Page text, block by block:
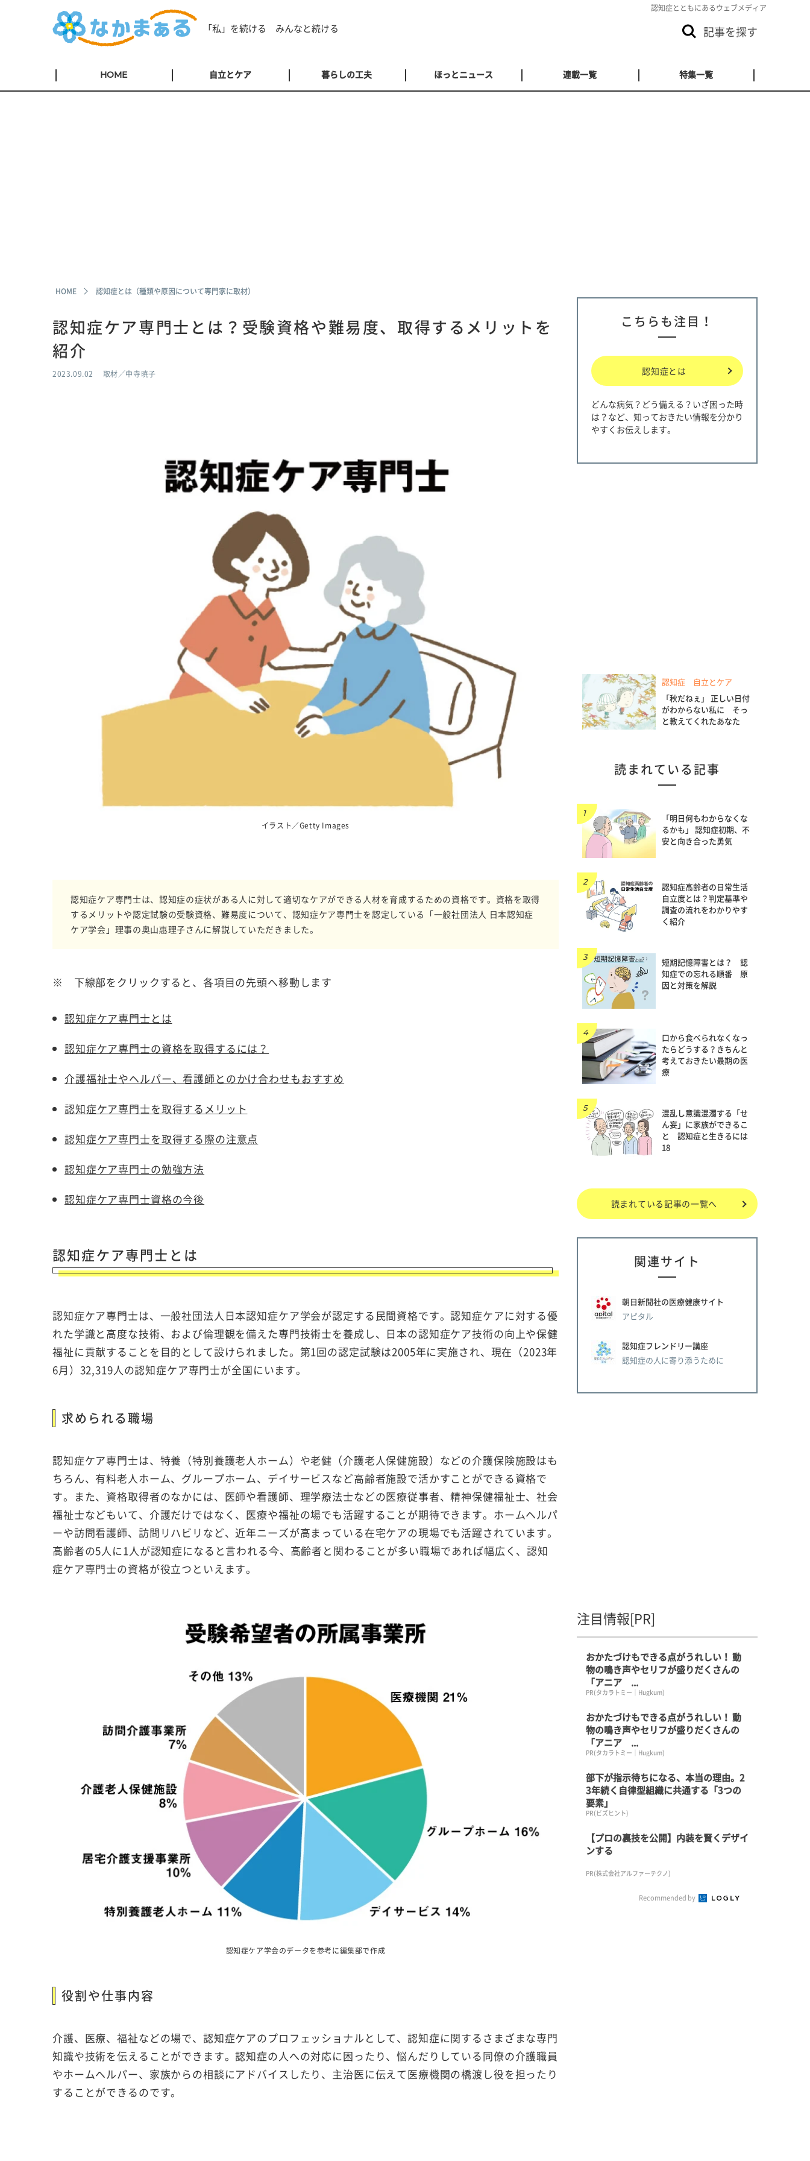
認知症とともにあるウェブメディア
「私」を続ける みんなと続ける 記事を探す
HOME 自立とケア 暮らしの工夫 ほっとニュース 連載一覧 特集一覧
HOME 認知症とは（種類や原因について専門家に取材）
認知症ケア専門士とは？受験資格や難易度、取得するメリットを
紹介
2023.09.02 取材／中寺暁子
イラスト／Getty Images
認知症ケア専門士は、認知症の症状がある人に対して適切なケアができる人材を育成するための資格です。資格を取得
するメリットや認定試験の受験資格、難易度について、認知症ケア専門士を認定している「一般社団法人 日本認知症
ケア学会」理事の奥山惠理子さんに解説していただきました。
※ 下線部をクリックすると、各項目の先頭へ移動します
認知症ケア専門士とは
認知症ケア専門士の資格を取得するには？
介護福祉士やヘルパー、看護師とのかけ合わせもおすすめ
認知症ケア専門士を取得するメリット
認知症ケア専門士を取得する際の注意点
認知症ケア専門士の勉強方法
認知症ケア専門士資格の今後
認知症ケア専門士とは
認知症ケア専門士は、一般社団法人日本認知症ケア学会が認定する民間資格です。認知症ケアに対する優
れた学識と高度な技術、および倫理観を備えた専門技術士を養成し、日本の認知症ケア技術の向上や保健
福祉に貢献することを目的として設けられました。第1回の認定試験は2005年に実施され、現在（2023年
6月）32,319人の認知症ケア専門士が全国にいます。
求められる職場
認知症ケア専門士は、特養（特別養護老人ホーム）や老健（介護老人保健施設）などの介護保険施設はも
ちろん、有料老人ホーム、グループホーム、デイサービスなど高齢者施設で活かすことができる資格で
す。また、資格取得者のなかには、医師や看護師、理学療法士などの医療従事者、精神保健福祉士、社会
福祉士などもいて、介護だけではなく、医療や福祉の場でも活躍することが期待できます。ホームヘルパ
ーや訪問看護師、訪問リハビリなど、近年ニーズが高まっている在宅ケアの現場でも活躍されています。
高齢者の5人に1人が認知症になると言われる今、高齢者と関わることが多い職場であれば幅広く、認知
症ケア専門士の資格が役立つといえます。
認知症ケア学会のデータを参考に編集部で作成
役割や仕事内容
介護、医療、福祉などの場で、認知症ケアのプロフェッショナルとして、認知症に関するさまざまな専門
知識や技術を伝えることができます。認知症の人への対応に困ったり、悩んだりしている同僚の介護職員
やホームヘルパー、家族からの相談にアドバイスしたり、主治医に伝えて医療機関の橋渡し役を担ったり
することができるのです。
こちらも注目！
認知症とは
どんな病気？どう備える？いざ困った時
は？など、知っておきたい情報を分かり
やすくお伝えします。
認知症 自立とケア
「秋だねぇ」 正しい日付
がわからない私に そっ
と教えてくれたあなた
読まれている記事
「明日何もわからなくな
るかも」 認知症初期、不
安と向き合った勇気
認知症高齢者の日常生活
自立度とは？判定基準や
調査の流れをわかりやす
く紹介
短期記憶障害とは？ 認
知症での忘れる順番 原
因と対策を解説
口から食べられなくなっ
たらどうする？きちんと
考えておきたい最期の医
療
混乱し意識混濁する「せ
ん妄」に家族ができるこ
と 認知症と生きるには
18
読まれている記事の一覧へ
関連サイト
朝日新聞社の医療健康サイト
アピタル
認知症フレンドリー講座
認知症の人に寄り添うために
注目情報[PR]
おかたづけもできる点がうれしい！ 動
物の鳴き声やセリフが盛りだくさんの
「アニア ...
PR(タカラトミー｜Hugkum)
おかたづけもできる点がうれしい！ 動
物の鳴き声やセリフが盛りだくさんの
「アニア ...
PR(タカラトミー｜Hugkum)
部下が指示待ちになる、本当の理由。2
3年続く自律型組織に共通する「3つの
要素」
PR(ビズヒント)
【プロの裏技を公開】内装を賢くデザイ
ンする
PR(株式会社アルファーテクノ)
Recommended by